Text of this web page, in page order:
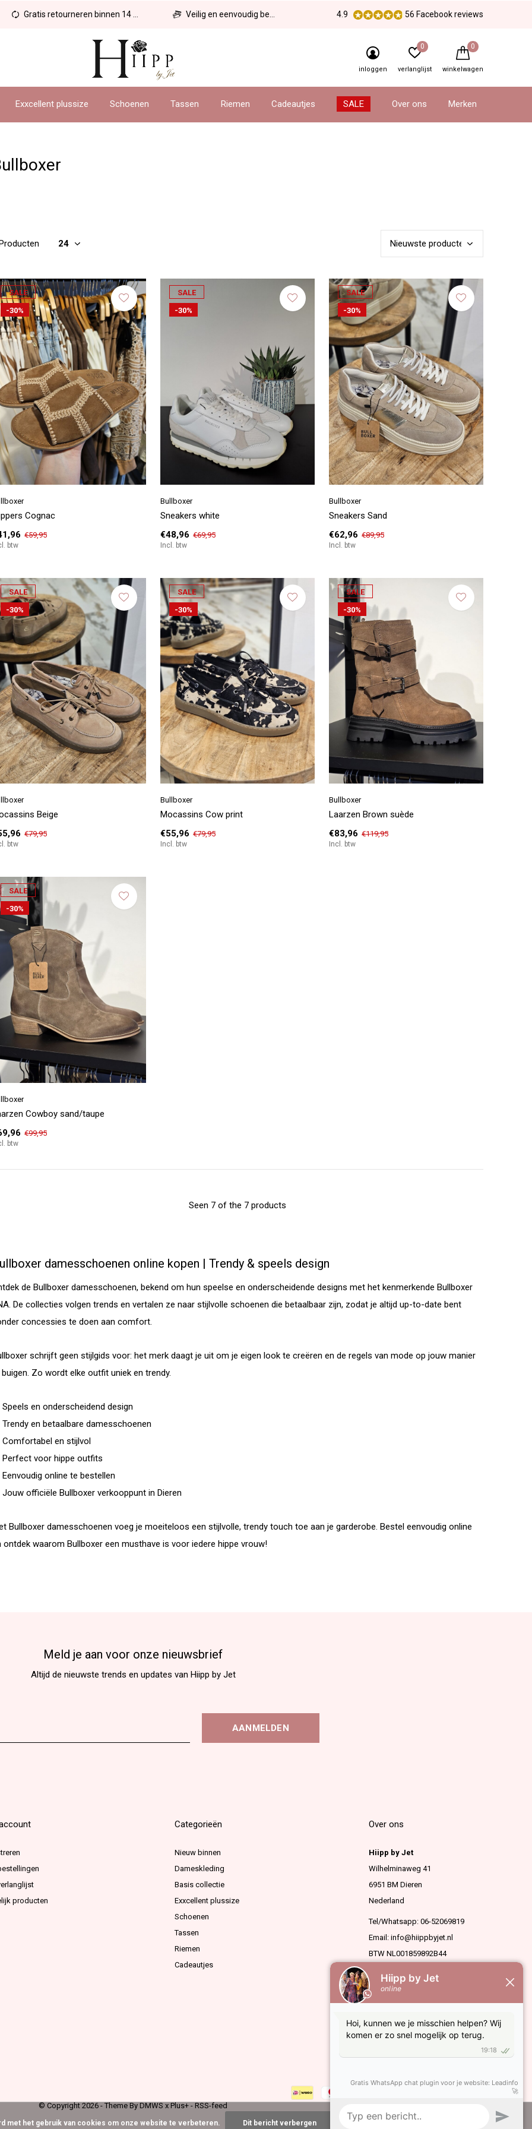
Exxcellent plussize Schoenen Tassen Riemen Cadeautjes SALE Over ons Merken
inloggen verlanglijst
0
winkelwagen
0
Gratis retourneren binnen 14 dagen Veilig en eenvoudig betalen 4.9 56 Facebook reviews
SALE
-30%
Cognac
€59,95
btw
SALE
-30%
Bullboxer
Sneakers white
€48,96 €69,95
Incl. btw
SALE
-30%
Bullboxer
Sneakers Sand
€62,96 €89,95
Incl. btw
SALE
-30%
Beige
€79,95
btw
SALE
-30%
Bullboxer
Mocassins Cow print
€55,96 €79,95
Incl. btw
SALE
-30%
Bullboxer
Laarzen Brown suède
€83,96 €119,95
Incl. btw
SALE
-30%
Cowboy sand/taupe
€99,95
btw
Seen 7 of the 7 products
damesschoenen online kopen | Trendy & speels design
de Bullboxer damesschoenen, bekend om hun speelse en onderscheidende designs met het kenmerkende Bullboxer
De collecties volgen trends en vertalen ze naar stijlvolle schoenen die betaalbaar zijn, zodat je altijd up-to-date bent
concessies te doen aan comfort.
schrijft geen stijlgids voor: het merk daagt je uit om je eigen look te creëren en de regels van mode op jouw manier
Zo wordt elke outfit uniek en trendy.
en onderscheidend design
en betaalbare damesschoenen
en stijlvol
voor hippe outfits
online te bestellen
officiële Bullboxer verkooppunt in Dieren
Bullboxer damesschoenen voeg je moeiteloos een stijlvolle, trendy touch toe aan je garderobe. Bestel eenvoudig online
ontdek waarom Bullboxer een musthave is voor iedere hippe vrouw!
Meld je aan voor onze nieuwsbrief
Altijd de nieuwste trends en updates van Hiipp by Jet
AANMELDEN
producten
Categorieën
Nieuw binnen
Dameskleding
Basis collectie
Exxcellent plussize
Schoenen
Tassen
Riemen
Cadeautjes
Over ons
Hiipp by Jet
Wilhelminaweg 41
6951 BM Dieren
Nederland
Tel/Whatsapp: 06-52069819
Email: info@hiippbyjet.nl
BTW NL001859892B44
© Copyright2026- Theme ByDMWSxPlus+-RSS-feed
met het gebruik van cookies om onze website te verbeteren. Dit bericht verbergen Meer over cookies »